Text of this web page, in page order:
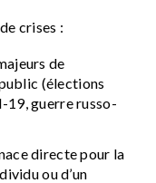
crises :
de
(élections
19, guerre russo-
directe pour la
ou d’un